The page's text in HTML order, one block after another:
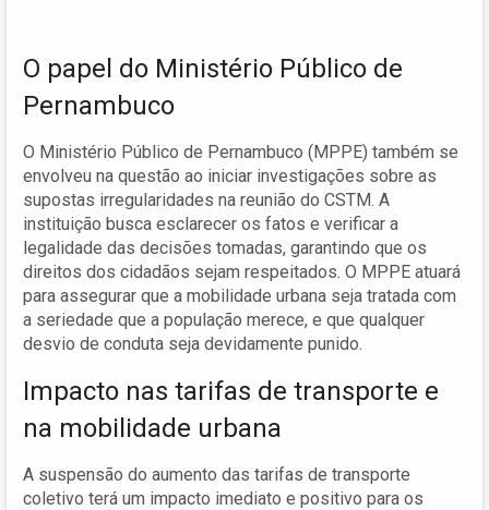
O papel do Ministério Público de
Pernambuco
O Ministério Público de Pernambuco (MPPE) também se
envolveu na questão ao iniciar investigações sobre as
supostas irregularidades na reunião do CSTM. A
instituição busca esclarecer os fatos e verificar a
legalidade das decisões tomadas, garantindo que os
direitos dos cidadãos sejam respeitados. O MPPE atuará
para assegurar que a mobilidade urbana seja tratada com
a seriedade que a população merece, e que qualquer
desvio de conduta seja devidamente punido.
Impacto nas tarifas de transporte e
na mobilidade urbana
A suspensão do aumento das tarifas de transporte
coletivo terá um impacto imediato e positivo para os